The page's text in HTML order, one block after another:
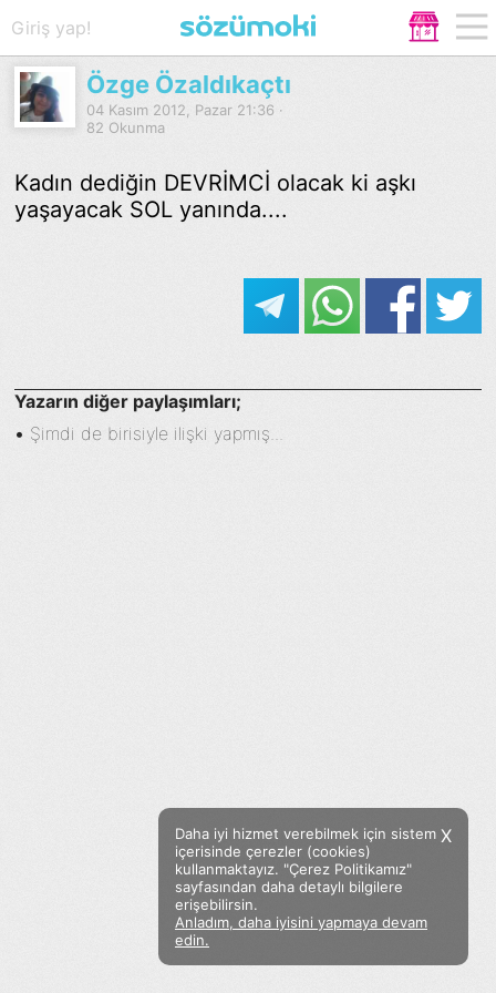
Facebook Twitter Instagram
Sözümoki © 2020 - V.8
Giriş yap!
Özge Özaldıkaçtı
04 Kasım 2012, Pazar 21:36 ·
82 Okunma
Kadın dediğin DEVRİMCİ olacak ki aşkı
yaşayacak SOL yanında....
Yazarın diğer paylaşımları;
• Şimdi de birisiyle ilişki yapmış...
X
Daha iyi hizmet verebilmek için sistem
içerisinde çerezler (cookies)
kullanmaktayız. "Çerez Politikamız"
sayfasından daha detaylı bilgilere
erişebilirsin.
Anladım, daha iyisini yapmaya devam
edin.